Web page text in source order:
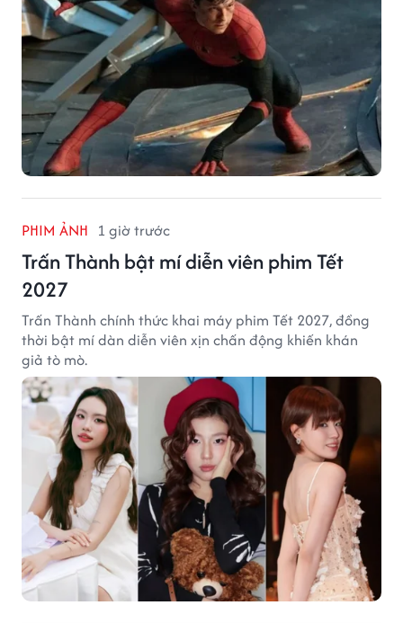
PHIM ẢNH 1 giờ trước
Trấn Thành bật mí diễn viên phim Tết
2027
Trấn Thành chính thức khai máy phim Tết 2027, đồng
thời bật mí dàn diễn viên xịn chấn động khiến khán
giả tò mò.